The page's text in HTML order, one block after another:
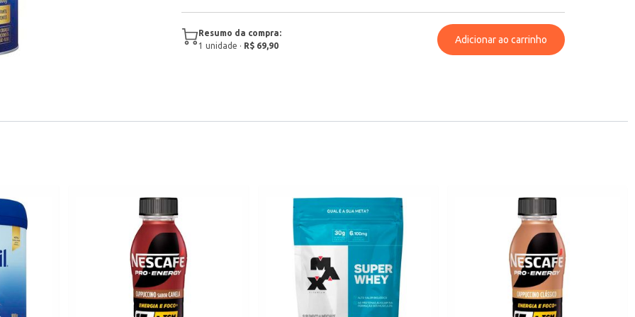
Resumo da compra:
1 unidade · R$ 69,90
Adicionar ao carrinho